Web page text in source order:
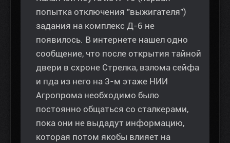
попытка отключения "выжигателя")
задания на комплекс Д-6 не
появилось. В интернете нашел одно
сообщение, что после открытия тайной
двери в схроне Стрелка, взлома сейфа
и пда из него на 3-м этаже НИИ
Агропрома необходимо было
постоянно общаться со сталкерами,
пока они не выдадут информацию,
которая потом якобы влияет на